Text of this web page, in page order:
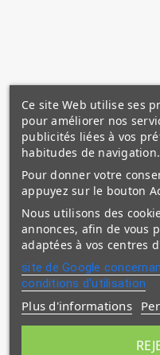
Ce site Web utilise ses
pour améliorer nos
publicités liées à vos
habitudes de navigation.
Pour donner votre
appuyez sur le bouton
Nous utilisons des
annonces, afin de vous
adaptées à vos centres
site de Google
conditions d'utilisation
Plus d'informations